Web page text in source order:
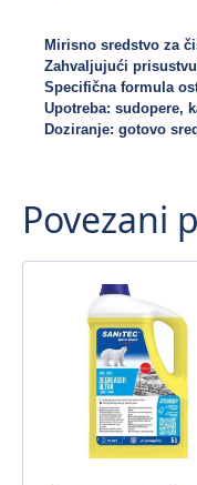
Mirisno sredstvo za
Zahvaljujući
Specifična formula
Upotreba: sudopere,
Doziranje: gotovo
Povezani